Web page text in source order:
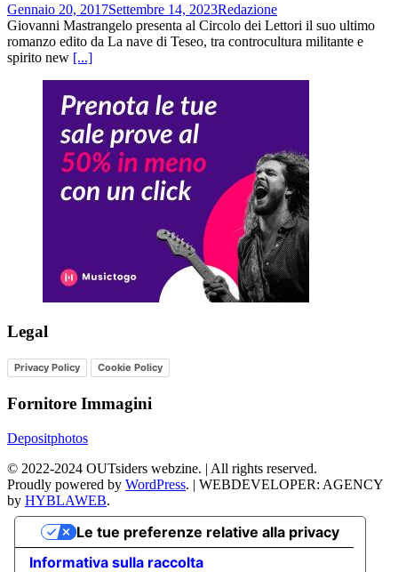
Gennaio 20, 2017Settembre 14, 2023Redazione
Giovanni Mastrangelo presenta al Circolo dei Lettori il suo ultimo
romanzo edito da La nave di Teseo, tra controcultura militante e
spirito new [...]
Legal
Privacy Policy Cookie Policy
Fornitore Immagini
Depositphotos
© 2022-2024 OUTsiders webzine. | All rights reserved.
Proudly powered by WordPress. | WEBDEVELOPER: AGENCY
by HYBLAWEB.
Informativa sulla raccolta
Le tue preferenze relative alla privacy